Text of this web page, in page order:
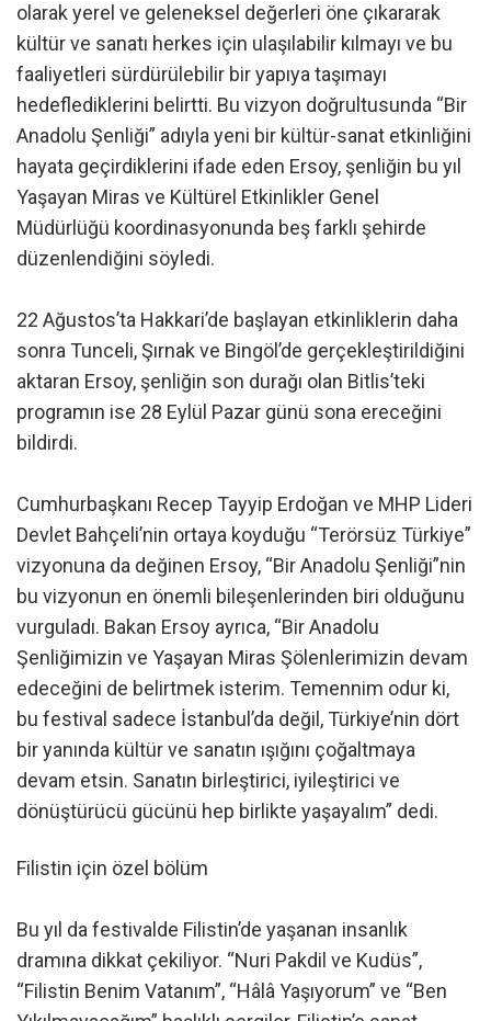
olarak yerel ve geleneksel değerleri öne çıkararak
kültür ve sanatı herkes için ulaşılabilir kılmayı ve bu
faaliyetleri sürdürülebilir bir yapıya taşımayı
hedeflediklerini belirtti. Bu vizyon doğrultusunda “Bir
Anadolu Şenliği” adıyla yeni bir kültür-sanat etkinliğini
hayata geçirdiklerini ifade eden Ersoy, şenliğin bu yıl
Yaşayan Miras ve Kültürel Etkinlikler Genel
Müdürlüğü koordinasyonunda beş farklı şehirde
düzenlendiğini söyledi.
22 Ağustos’ta Hakkari’de başlayan etkinliklerin daha
sonra Tunceli, Şırnak ve Bingöl’de gerçekleştirildiğini
aktaran Ersoy, şenliğin son durağı olan Bitlis’teki
programın ise 28 Eylül Pazar günü sona ereceğini
bildirdi.
Cumhurbaşkanı Recep Tayyip Erdoğan ve MHP Lideri
Devlet Bahçeli’nin ortaya koyduğu “Terörsüz Türkiye”
vizyonuna da değinen Ersoy, “Bir Anadolu Şenliği”nin
bu vizyonun en önemli bileşenlerinden biri olduğunu
vurguladı. Bakan Ersoy ayrıca, “Bir Anadolu
Şenliğimizin ve Yaşayan Miras Şölenlerimizin devam
edeceğini de belirtmek isterim. Temennim odur ki,
bu festival sadece İstanbul’da değil, Türkiye’nin dört
bir yanında kültür ve sanatın ışığını çoğaltmaya
devam etsin. Sanatın birleştirici, iyileştirici ve
dönüştürücü gücünü hep birlikte yaşayalım” dedi.
Filistin için özel bölüm
Bu yıl da festivalde Filistin’de yaşanan insanlık
dramına dikkat çekiliyor. “Nuri Pakdil ve Kudüs”,
“Filistin Benim Vatanım”, “Hâlâ Yaşıyorum” ve “Ben